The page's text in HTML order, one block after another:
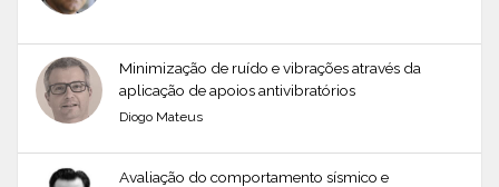
Minimização de ruído e vibrações através da
aplicação de apoios antivibratórios
Diogo Mateus
Avaliação do comportamento sísmico e